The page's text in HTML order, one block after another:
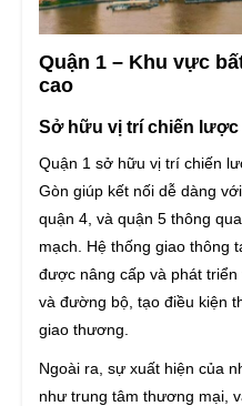
Quận 1 – Khu vực
cao
Sở hữu vị trí chiến lược
Quận 1 sở hữu vị trí chiến
Gòn giúp kết nối dễ dàng
quận 4, và quận 5 thông
mạch. Hệ thống giao thông
được nâng cấp và phát
và đường bộ, tạo điều kiện
giao thương.
Ngoài ra, sự xuất hiện của
như trung tâm thương mại,